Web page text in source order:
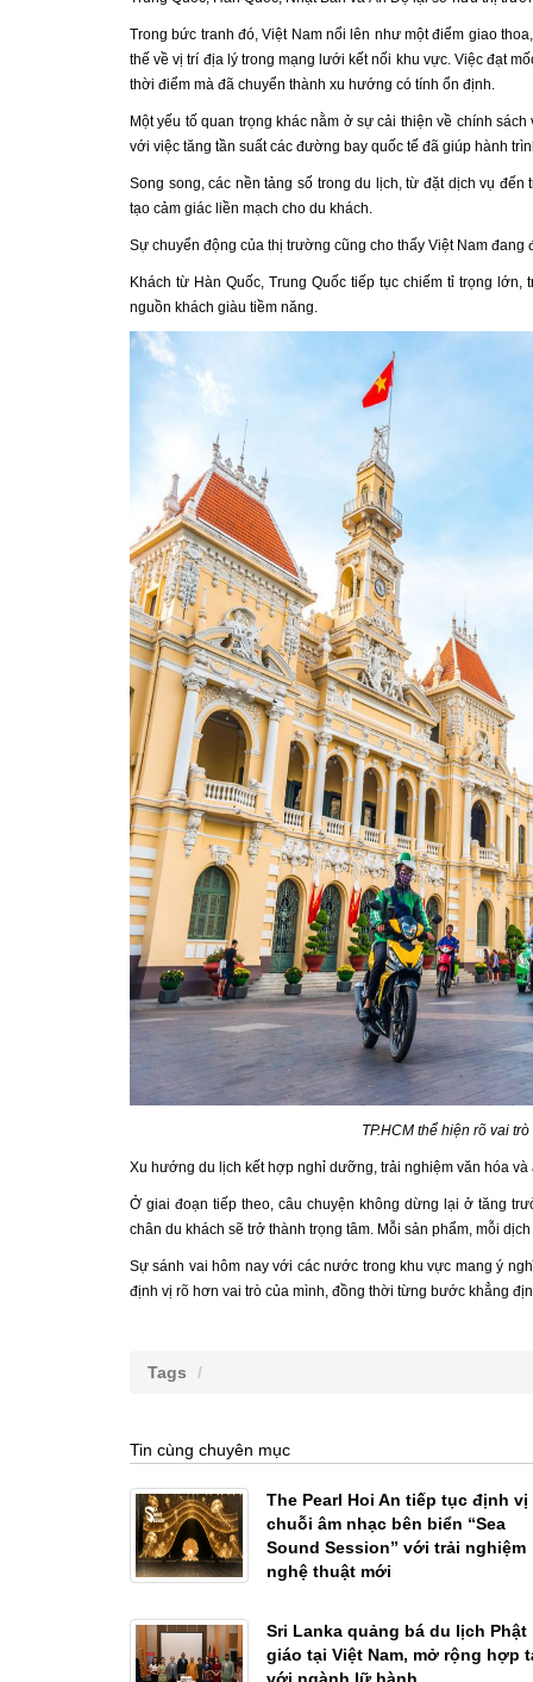
Trong bức tranh đó, Việt Nam nổi lên như một điểm giao
thế về vị trí địa lý trong mạng lưới kết nối khu vực. Việc đạt
thời điểm mà đã chuyển thành xu hướng có tính ổn định.
Một yếu tố quan trọng khác nằm ở sự cải thiện về chính
với việc tăng tần suất các đường bay quốc tế đã giúp hành
Song song, các nền tảng số trong du lịch, từ đặt dịch vụ
tạo cảm giác liền mạch cho du khách.
Sự chuyển động của thị trường cũng cho thấy Việt Nam
Khách từ Hàn Quốc, Trung Quốc tiếp tục chiếm tỉ trọng
nguồn khách giàu tiềm năng.
TP.HCM thể hiện rõ vai
Xu hướng du lịch kết hợp nghỉ dưỡng, trải nghiệm văn hóa
Ở giai đoạn tiếp theo, câu chuyện không dừng lại ở tăng
chân du khách sẽ trở thành trọng tâm. Mỗi sản phẩm, mỗi
Sự sánh vai hôm nay với các nước trong khu vực mang ý
định vị rõ hơn vai trò của mình, đồng thời từng bước khẳng
Tags
Tin cùng chuyên mục
The Pearl Hoi An tiếp tục định vị
chuỗi âm nhạc bên biển “Sea
Sound Session” với trải nghiệm
nghệ thuật mới
Sri Lanka quảng bá du lịch Phật
giáo tại Việt Nam, mở rộng hợp